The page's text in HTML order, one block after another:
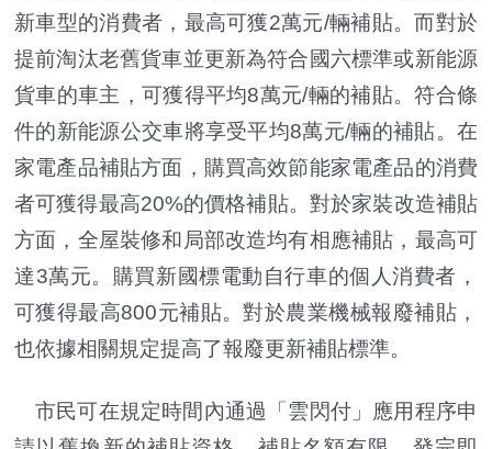
新車型的消費者，最高可獲2萬元/輛補貼。而對於
提前淘汰老舊貨車並更新為符合國六標準或新能源
貨車的車主，可獲得平均8萬元/輛的補貼。符合條
件的新能源公交車將享受平均8萬元/輛的補貼。在
家電產品補貼方面，購買高效節能家電產品的消費
者可獲得最高20%的價格補貼。對於家裝改造補貼
方面，全屋裝修和局部改造均有相應補貼，最高可
達3萬元。購買新國標電動自行車的個人消費者，
可獲得最高800元補貼。對於農業機械報廢補貼，
也依據相關規定提高了報廢更新補貼標準。
市民可在規定時間內通過「雲閃付」應用程序申